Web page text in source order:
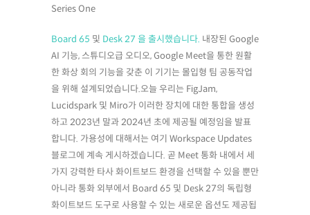
Series One
Board 65 및 Desk 27 을 출시했습니다. 내장된 Google
AI 기능, 스튜디오급 오디오, Google Meet을 통한 원활
한 화상 회의 기능을 갖춘 이 기기는 몰입형 팀 공동작업
을 위해 설계되었습니다.오늘 우리는 FigJam,
Lucidspark 및 Miro가 이러한 장치에 대한 통합을 생성
하고 2023년 말과 2024년 초에 제공될 예정임을 발표
합니다. 가용성에 대해서는 여기 Workspace Updates
블로그에 계속 게시하겠습니다. 곧 Meet 통화 내에서 세
가지 강력한 타사 화이트보드 환경을 선택할 수 있을 뿐만
아니라 통화 외부에서 Board 65 및 Desk 27의 독립형
화이트보드 도구로 사용할 수 있는 새로운 옵션도 제공됩